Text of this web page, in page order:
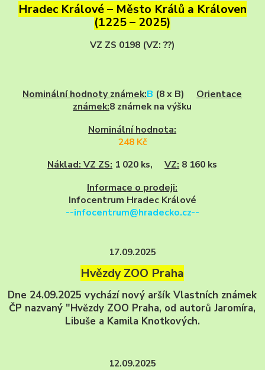
Hradec Králové – Město Králů a Královen
(1225 – 2025)
VZ ZS 0198 (VZ: ??)
Nominální hodnoty známek:B (8 x B)
Orientace
známek:8 známek na výšku
Nominální hodnota:
248 Kč
Náklad:VZ ZS: 1 020 ks,VZ: 8 160 ks
Informace o prodeji:
Infocentrum Hradec Králové
--infocentrum@hradecko.cz--
17.09.2025
Hvězdy ZOO Praha
Dne 24.09.2025 vychází nový aršík Vlastních známek
ČP nazvaný "Hvězdy ZOO Praha, od autorů Jaromíra,
Libuše a Kamila Knotkových.
12.09.2025